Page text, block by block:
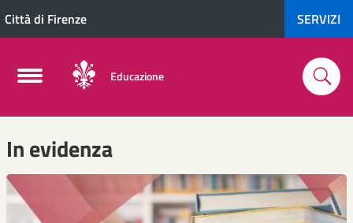
Città di Firenze SERVIZI
Educazione
In evidenza